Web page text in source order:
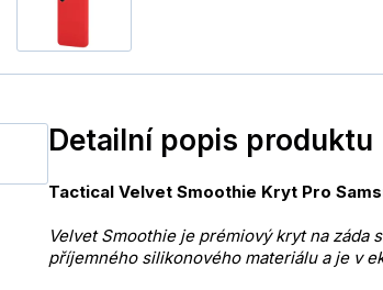
Detailní popis produktu
Tactical Velvet Smoothie Kryt Pro
Velvet Smoothie je prémiový kryt na záda
příjemného silikonového materiálu a je v